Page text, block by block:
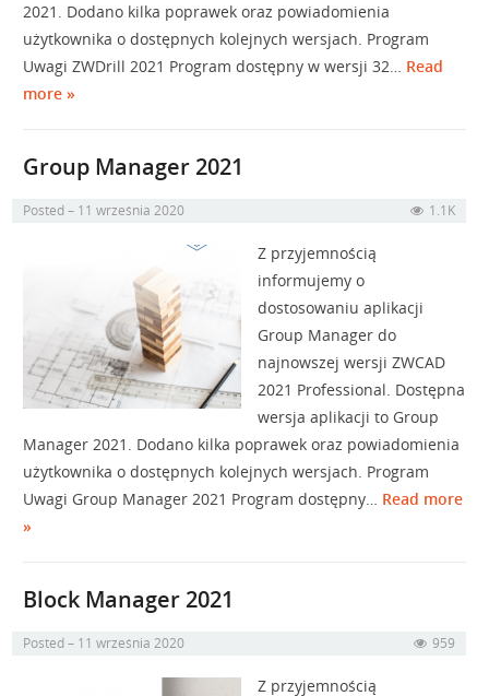
2021. Dodano kilka poprawek oraz powiadomienia
użytkownika o dostępnych kolejnych wersjach. Program
Uwagi ZWDrill 2021 Program dostępny w wersji 32… Read
more »
Group Manager 2021
Posted 11 września 2020 1.1K
Z przyjemnością
informujemy o
dostosowaniu aplikacji
Group Manager do
najnowszej wersji ZWCAD
2021 Professional. Dostępna
wersja aplikacji to Group
Manager 2021. Dodano kilka poprawek oraz powiadomienia
użytkownika o dostępnych kolejnych wersjach. Program
Uwagi Group Manager 2021 Program dostępny… Read more
»
Block Manager 2021
Posted 11 września 2020 959
Z przyjemnością